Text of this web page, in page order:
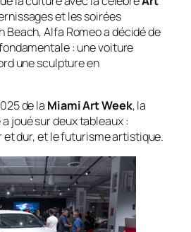
et les soirées
Beach, Alfa Romeo a décidé de
: une voiture
une sculpture en
de la Miami Art Week, la
a joué sur deux tableaux :
et dur, et le futurisme artistique.